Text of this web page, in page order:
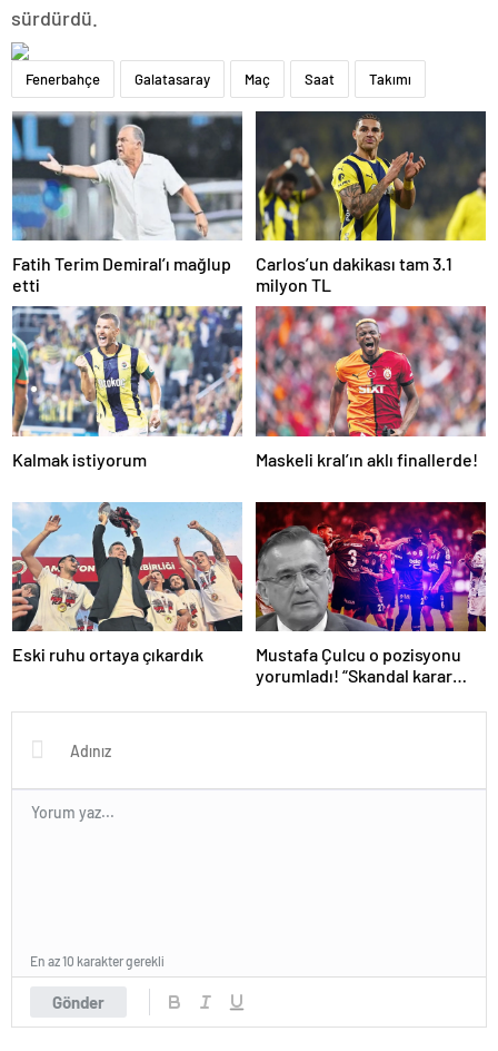
sürdürdü.
Fenerbahçe Galatasaray Maç Saat Takımı
Fatih Terim Demiral’ı mağlup
etti
Carlos’un dakikası tam 3.1
milyon TL
Kalmak istiyorum Maskeli kral’ın aklı finallerde!
Eski ruhu ortaya çıkardık
Mustafa Çulcu o pozisyonu
yorumladı! “Skandal karar
Gönder
En az 10 karakter gerekli